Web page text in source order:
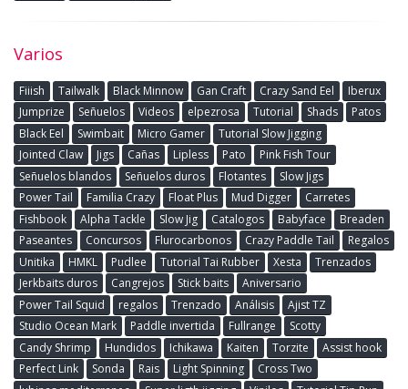
Varios
Fiiish Tailwalk Black Minnow Gan Craft Crazy Sand Eel
Iberux
Jumprize
Señuelos Videos elpezrosa Tutorial Shads
Patos
Black Eel
Swimbait Micro Gamer
Tutorial Slow Jigging
Jointed Claw
Jigs Cañas Lipless Pato
Pink Fish Tour
Señuelos blandos
Señuelos duros Flotantes
Slow Jigs
Power Tail
Familia Crazy Float Plus Mud Digger
Carretes
Fishbook
Alpha Tackle Slow Jig Catalogos Babyface
Breaden
Paseantes
Concursos Flurocarbonos Crazy Paddle Tail
Regalos
Unitika
HMKL Pudlee Tutorial Tai Rubber Xesta
Trenzados
Jerkbaits duros
Cangrejos Stick baits
Aniversario
Power Tail Squid
regalos Trenzado Análisis
Ajist TZ
Studio Ocean Mark
Paddle invertida Fullrange
Scotty
Candy Shrimp
Hundidos Ichikawa Kaiten Torzite
Assist hook
Perfect Link
Sonda Rais Light Spinning
Cross Two